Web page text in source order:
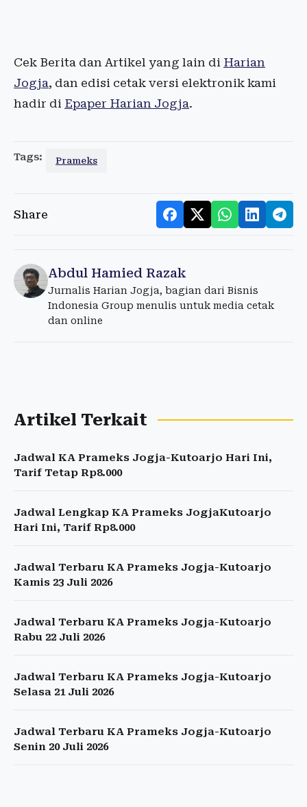
Cek Berita dan Artikel yang lain di Harian
Jogja, dan edisi cetak versi elektronik kami
hadir di Epaper Harian Jogja.
Tags: Prameks
Share
Abdul Hamied Razak
Jurnalis Harian Jogja, bagian dari Bisnis
Indonesia Group menulis untuk media cetak
dan online
Artikel Terkait
Jadwal KA Prameks Jogja-Kutoarjo Hari Ini,
Tarif Tetap Rp8.000
Jadwal Lengkap KA Prameks JogjaKutoarjo
Hari Ini, Tarif Rp8.000
Jadwal Terbaru KA Prameks Jogja-Kutoarjo
Kamis 23 Juli 2026
Jadwal Terbaru KA Prameks Jogja-Kutoarjo
Rabu 22 Juli 2026
Jadwal Terbaru KA Prameks Jogja-Kutoarjo
Selasa 21 Juli 2026
Jadwal Terbaru KA Prameks Jogja-Kutoarjo
Senin 20 Juli 2026